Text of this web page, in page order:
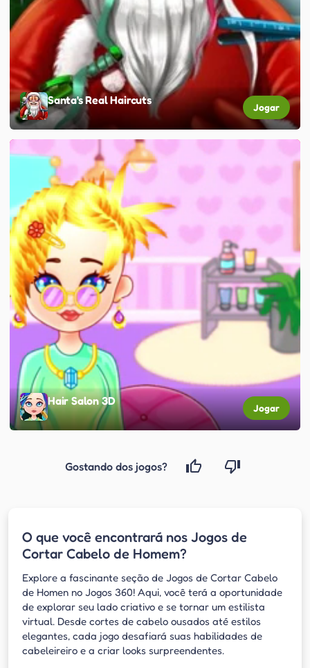
Santa's Real Haircuts
Jogar
Hair Salon 3D
Jogar
Gostando dos jogos?
O que você encontrará nos Jogos de
Cortar Cabelo de Homem?
Explore a fascinante seção de Jogos de Cortar Cabelo
de Homen no Jogos 360! Aqui, você terá a oportunidade
de explorar seu lado criativo e se tornar um estilista
virtual. Desde cortes de cabelo ousados até estilos
elegantes, cada jogo desafiará suas habilidades de
cabeleireiro e a criar looks surpreendentes.